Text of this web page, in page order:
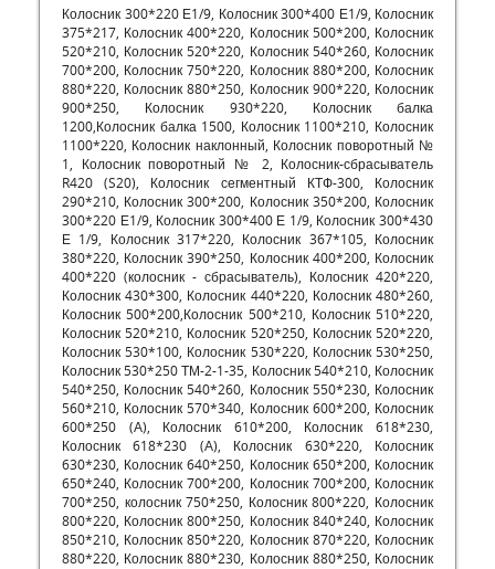
Колосник 300*220 Е1/9, Колосник 300*400 Е1/9, Колосник
375*217, Колосник 400*220, Колосник 500*200, Колосник
520*210, Колосник 520*220, Колосник 540*260, Колосник
700*200, Колосник 750*220, Колосник 880*200, Колосник
880*220, Колосник 880*250, Колосник 900*220, Колосник
900*250, Колосник 930*220, Колосник балка
1200,Колосник балка 1500, Колосник 1100*210, Колосник
1100*220, Колосник наклонный, Колосник поворотный №
1, Колосник поворотный № 2, Колосник-сбрасыватель
R420 (S20), Колосник сегментный КТФ-300, Колосник
290*210, Колосник 300*200, Колосник 350*200, Колосник
300*220 Е1/9, Колосник 300*400 Е 1/9, Колосник 300*430
Е 1/9, Колосник 317*220, Колосник 367*105, Колосник
380*220, Колосник 390*250, Колосник 400*200, Колосник
400*220 (колосник - сбрасыватель), Колосник 420*220,
Колосник 430*300, Колосник 440*220, Колосник 480*260,
Колосник 500*200,Колосник 500*210, Колосник 510*220,
Колосник 520*210, Колосник 520*250, Колосник 520*220,
Колосник 530*100, Колосник 530*220, Колосник 530*250,
Колосник 530*250 ТМ-2-1-35, Колосник 540*210, Колосник
540*250, Колосник 540*260, Колосник 550*230, Колосник
560*210, Колосник 570*340, Колосник 600*200, Колосник
600*250 (А), Колосник 610*200, Колосник 618*230,
Колосник 618*230 (А), Колосник 630*220, Колосник
630*230, Колосник 640*250, Колосник 650*200, Колосник
650*240, Колосник 700*200, Колосник 700*200, Колосник
700*250, колосник 750*250, Колосник 800*220, Колосник
800*220, Колосник 800*250, Колосник 840*240, Колосник
850*210, Колосник 850*220, Колосник 870*220, Колосник
880*220, Колосник 880*230, Колосник 880*250, Колосник